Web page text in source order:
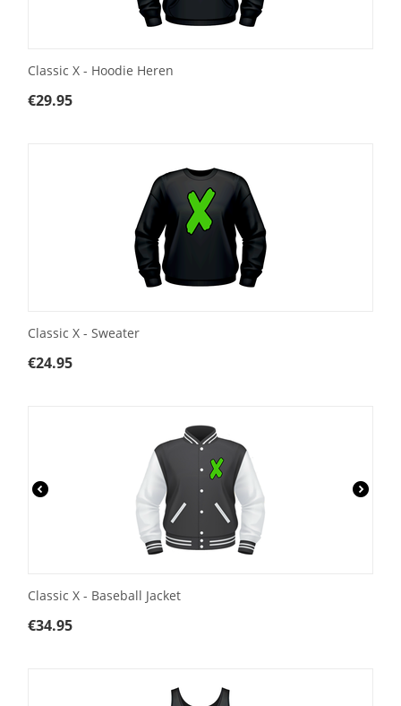
Classic X - Hoodie Heren
€29.95
Classic X - Sweater
€24.95
Classic X - Baseball Jacket
€34.95